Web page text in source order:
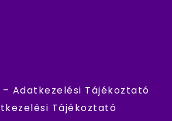
– Adatkezelési Tájékoztató
Tájékoztató